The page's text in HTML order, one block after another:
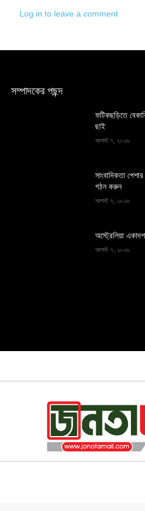
Log in to leave a comment
সম্পাদকের পছন্দ
ফটিকছড়িতে
ছাই
আগস্ট ৭, ২০২৬
সাংবাদিকতা
গঠন করুন
আগস্ট ৭, ২০২৬
অস্ট্রেলিয়া
আগস্ট ৭, ২০২৬